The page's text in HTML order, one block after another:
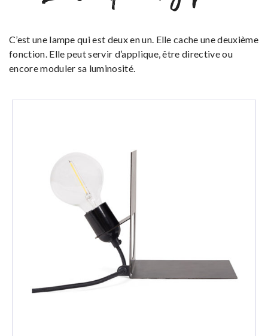
C’est une lampe qui est deux en un. Elle cache une deuxième
fonction. Elle peut servir d’applique, être directive ou
encore moduler sa luminosité.